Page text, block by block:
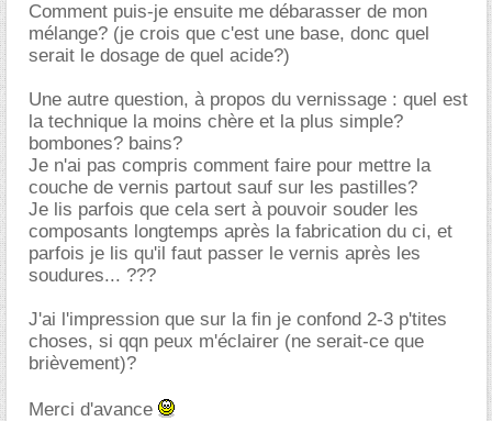
Comment puis-je ensuite me débarasser de mon
mélange? (je crois que c'est une base, donc quel
serait le dosage de quel acide?)
Une autre question, à propos du vernissage : quel est
la technique la moins chère et la plus simple?
bombones? bains?
Je n'ai pas compris comment faire pour mettre la
couche de vernis partout sauf sur les pastilles?
Je lis parfois que cela sert à pouvoir souder les
composants longtemps après la fabrication du ci, et
parfois je lis qu'il faut passer le vernis après les
soudures... ???
J'ai l'impression que sur la fin je confond 2-3 p'tites
choses, si qqn peux m'éclairer (ne serait-ce que
brièvement)?
Merci d'avance